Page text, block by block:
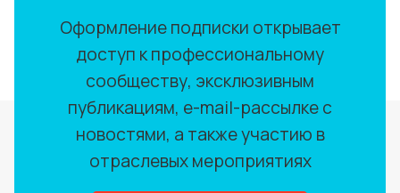
Оформление подписки открывает
доступ к профессиональному
сообществу, эксклюзивным
публикациям, e-mail-рассылке с
новостями, а также участию в
отраслевых мероприятиях